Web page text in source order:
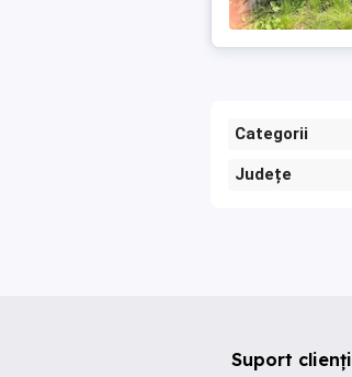
Categorii
Județe
Suport clienți